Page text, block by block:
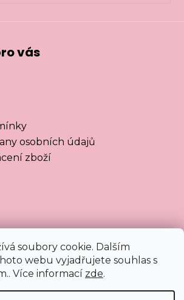
soubory cookie. Dalším
webu vyjadřujete souhlas s
Více informací zde.
vás
osobních údajů
zboží
satnikuanet